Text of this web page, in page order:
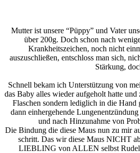
Mutter ist unsere “Püppy” und Vater
über 200g. Doch schon nach
Krankheitszeichen, noch nicht
auszuschließen, entschloss man sich,
Stärkung,
Schnell bekam ich Unterstützung von
das Baby alles wieder aufgeholt hatte
Flaschen sondern lediglich in die Hand
dann einhergehende
und nach Hinzunahme von
Die Bindung die diese Maus nun zu mir
schritt. Das wir diese Maus NICHT
LIEBLING von ALLEN selbst